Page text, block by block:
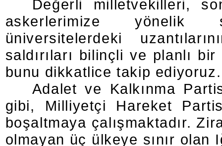
Değerli milletvekilleri,
askerlerimize yönelik
üniversitelerdeki
saldırıları bilinçli ve planlı
bunu dikkatlice takip ediyoruz.
Adalet ve Kalkınma
gibi, Milliyetçi Hareket
boşaltmaya çalışmaktadır.
olmayan üç ülkeye sınır olan